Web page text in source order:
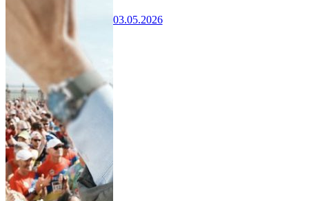
03.05.2026